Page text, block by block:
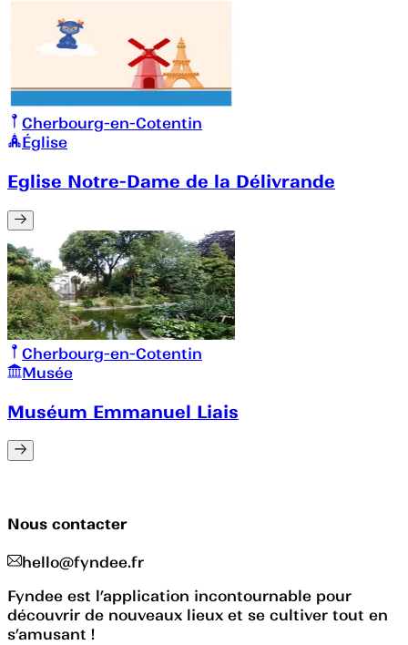
Cherbourg-en-Cotentin
Église
Eglise Notre-Dame de la Délivrande
Cherbourg-en-Cotentin
Musée
Muséum Emmanuel Liais
Nous contacter
hello@fyndee.fr
Fyndee est l’application incontournable pour
découvrir de nouveaux lieux et se cultiver tout en
s’amusant !